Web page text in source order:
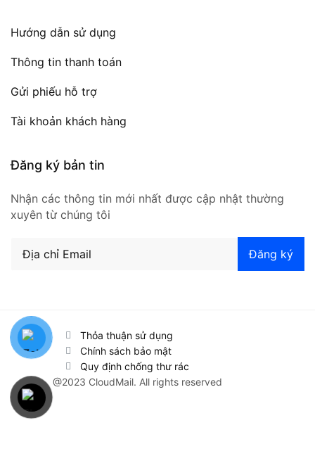
Hướng dẫn sử dụng
Thông tin thanh toán
Gửi phiếu hỗ trợ
Tài khoản khách hàng
Đăng ký bản tin
Nhận các thông tin mới nhất được cập nhật thường
xuyên từ chúng tôi
@2023 CloudMail. All rights reserved
Thỏa thuận sử dụng
Chính sách bảo mật
Quy định chống thư rác